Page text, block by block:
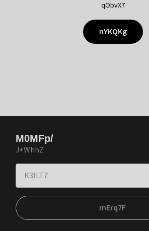
qObvX7
nYKQKg
M0MFp/
J+WhhZ
mErq7F